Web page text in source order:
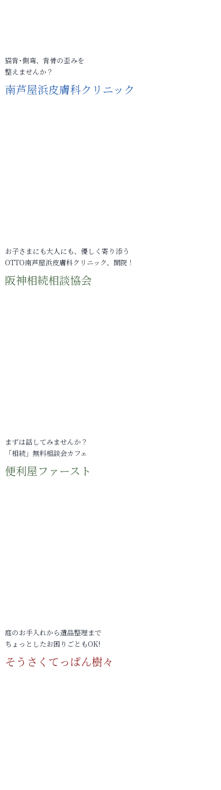
猫背･側弯、背骨の歪みを
整えませんか？
南芦屋浜皮膚科クリニック
お子さまにも大人にも、優しく寄り添う
OTTO南芦屋浜皮膚科クリニック、開院！
阪神相続相談協会
まずは話してみませんか？
「相続」無料相談会カフェ
便利屋ファースト
庭のお手入れから遺品整理まで
ちょっとしたお困りごともOK!
そうさくてっぱん樹々